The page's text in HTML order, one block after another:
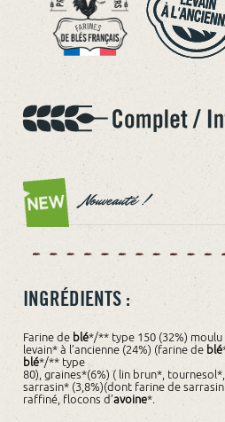
Nouveauté !
INGRÉDIENTS :
Farine de blé*/** type 150 (32%) moulu
levain* à l’ancienne (24%) (farine de blé
blé*/** type
80), graines*(6%) ( lin brun*,
sarrasin* (3,8%)(dont farine de
raffiné, flocons d’avoine*.